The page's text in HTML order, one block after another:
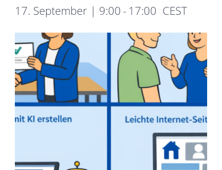
17. September | 9:00 - 17:00 CEST